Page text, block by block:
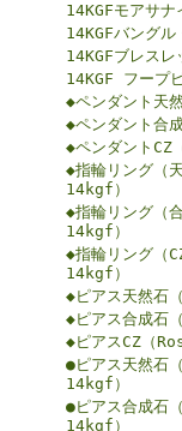
14KGFモアサ
14KGFバングル
14KGFブレスレ
14KGF フープ
◆ペンダント天
◆ペンダント合
◆ペンダントCZ
◆指輪リング（
14kgf）
◆指輪リング（
14kgf）
◆指輪リング（
14kgf）
◆ピアス天然石
◆ピアス合成石
◆ピアスCZ（
●ピアス天然石
14kgf）
●ピアス合成石
14kgf）